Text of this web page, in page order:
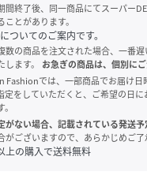
終了後、同一商品にてスーパー
ことがあります。
ついてのご案内です。
の商品を注文された場合、一番
ます。
お急ぎの商品は、個別にご
Fashionでは、一部商品でお届け日
定をしていただくと、ご希望の日
がない場合、記載されている発送
がございますので、あらかじめご了
上の購入で送料無料